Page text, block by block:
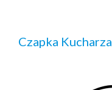
Czapka Kucharza